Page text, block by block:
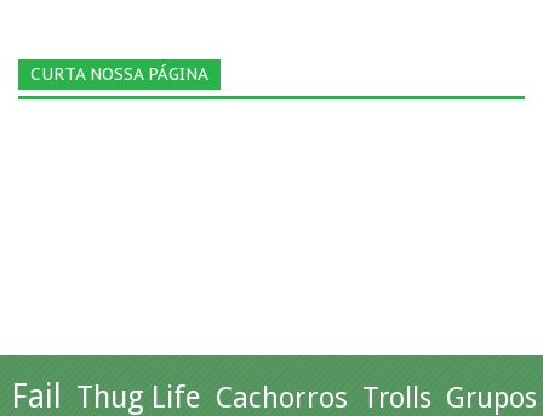
CURTA NOSSA PÁGINA
Fail Thug Life Cachorros Trolls Grupos